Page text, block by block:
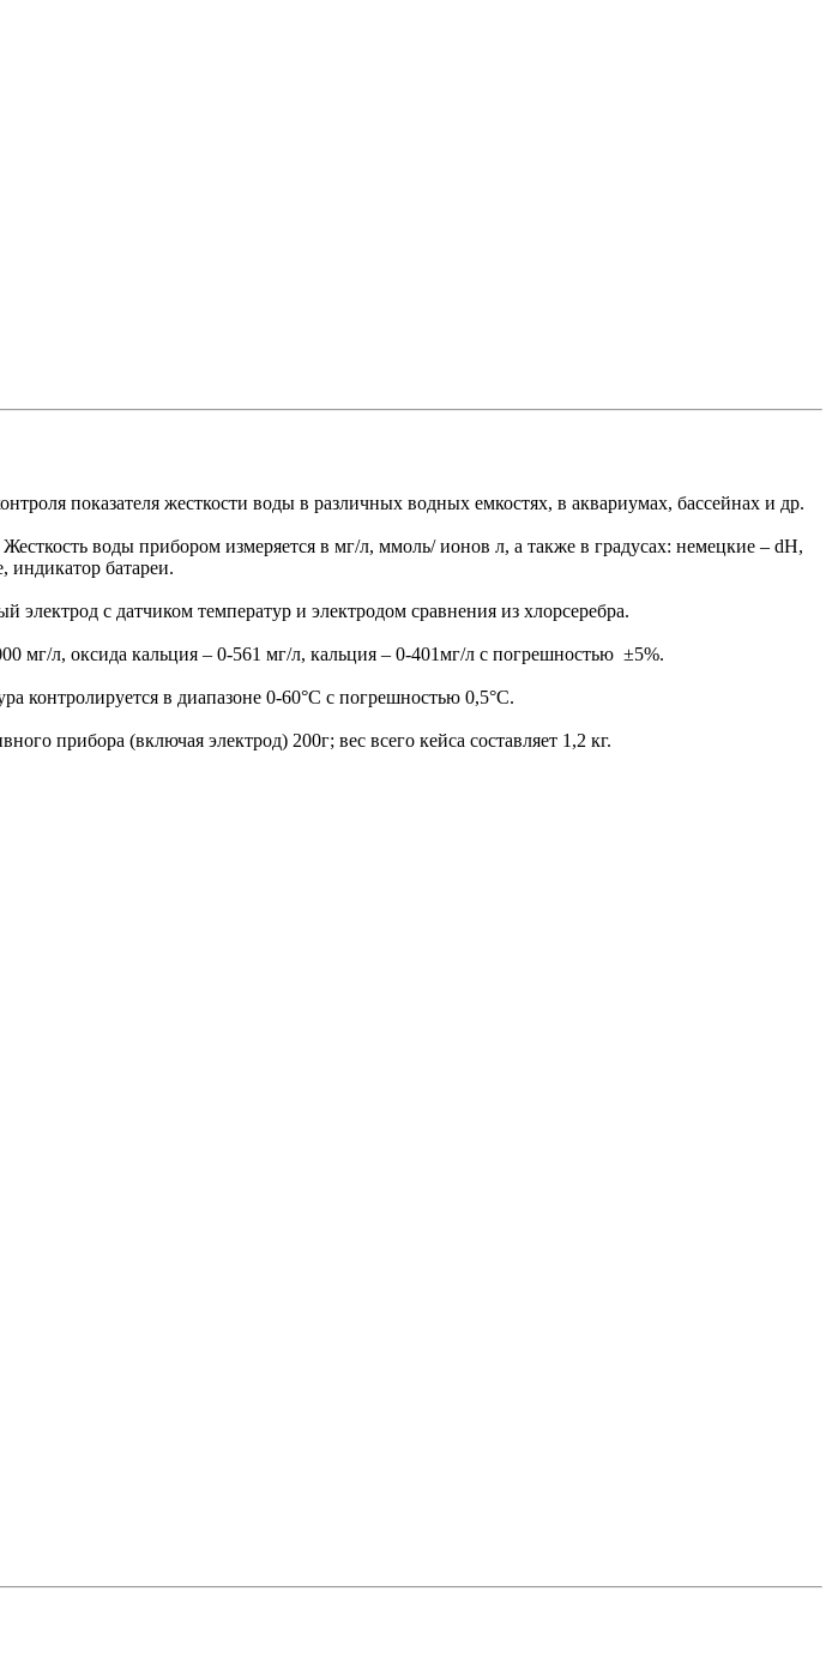
показателя жесткости воды в различных водных емкостях, в аквариумах, бассейнах и др.
воды прибором измеряется в мг/л, ммоль/ ионов л, а также в градусах: немецкие – dH,
индикатор батареи.
с датчиком температур и электродом сравнения из хлорсеребра.
мг/л, оксида кальция – 0-561 мг/л, кальция – 0-401мг/л с погрешностью ±5%.
контролируется в диапазоне 0-60°C с погрешностью 0,5°C.
прибора (включая электрод) 200г; вес всего кейса составляет 1,2 кг.